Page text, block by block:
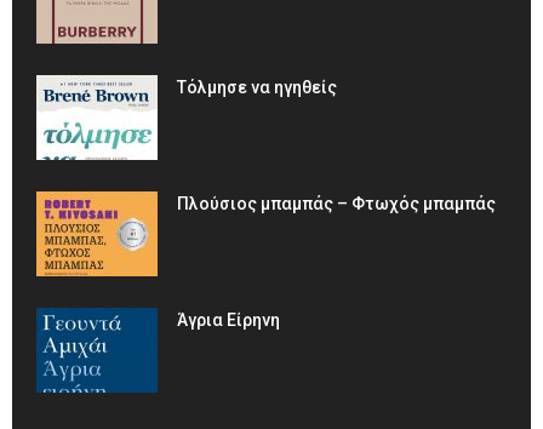
Τόλμησε να ηγηθείς
Πλούσιος μπαμπάς – Φτωχός μπαμπάς
Άγρια Είρηνη